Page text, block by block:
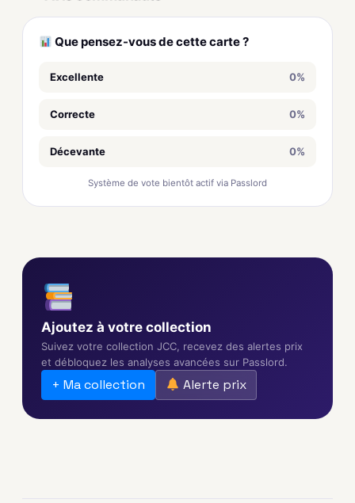
Que pensez-vous de cette carte ?
Excellente 0%
Correcte 0%
Décevante 0%
Système de vote bientôt actif via Passlord
Ajoutez à votre collection
Suivez votre collection JCC, recevez des alertes prix
et débloquez les analyses avancées sur Passlord.
+ Ma collection Alerte prix